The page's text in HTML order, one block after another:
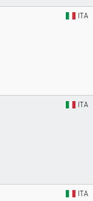
ITA
ITA
ITA